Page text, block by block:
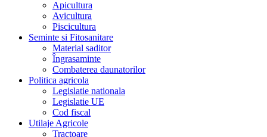
Apicultura
Avicultura
Piscicultura
Seminte si Fitosanitare
Material saditor
Îngrasaminte
Combaterea daunatorilor
Politica agricola
Legislatie nationala
Legislatie UE
Cod fiscal
Utilaje Agricole
Tractoare